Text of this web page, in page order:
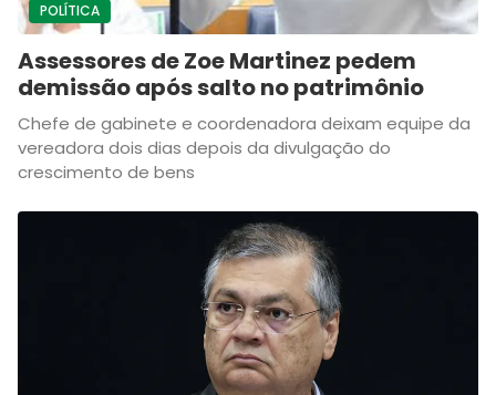
POLÍTICA
Assessores de Zoe Martinez pedem
demissão após salto no patrimônio
Chefe de gabinete e coordenadora deixam equipe da
vereadora dois dias depois da divulgação do
crescimento de bens